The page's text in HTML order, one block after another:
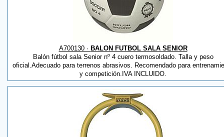
A700130 · BALON FUTBOL SALA SENIOR
Balón fútbol sala Senior nº 4 cuero termosoldado. Talla y peso
oficial.Adecuado para terrenos abrasivos. Recomendado para
y competición.IVA INCLUIDO.